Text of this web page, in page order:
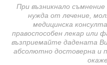
При възникнало
нужда от лечение,
медицинска
правоспособен лекар или
възприемайте дадената
абсолютно достоверна и